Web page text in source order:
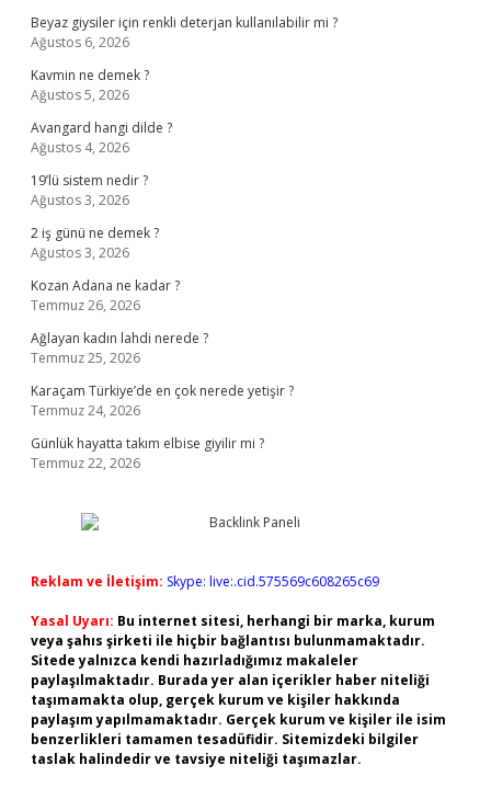
Beyaz giysiler için renkli deterjan kullanılabilir mi ?
Ağustos 6, 2026
Kavmin ne demek ?
Ağustos 5, 2026
Avangard hangi dilde ?
Ağustos 4, 2026
19’lü sistem nedir ?
Ağustos 3, 2026
2 iş günü ne demek ?
Ağustos 3, 2026
Kozan Adana ne kadar ?
Temmuz 26, 2026
Ağlayan kadın lahdi nerede ?
Temmuz 25, 2026
Karaçam Türkiye’de en çok nerede yetişir ?
Temmuz 24, 2026
Günlük hayatta takım elbise giyilir mi ?
Temmuz 22, 2026
Reklam ve İletişim: Skype: live:.cid.575569c608265c69
Yasal Uyarı: Bu internet sitesi, herhangi bir marka, kurum
veya şahıs şirketi ile hiçbir bağlantısı bulunmamaktadır.
Sitede yalnızca kendi hazırladığımız makaleler
paylaşılmaktadır. Burada yer alan içerikler haber niteliği
taşımamakta olup, gerçek kurum ve kişiler hakkında
paylaşım yapılmamaktadır. Gerçek kurum ve kişiler ile isim
benzerlikleri tamamen tesadüfidir. Sitemizdeki bilgiler
taslak halindedir ve tavsiye niteliği taşımazlar.